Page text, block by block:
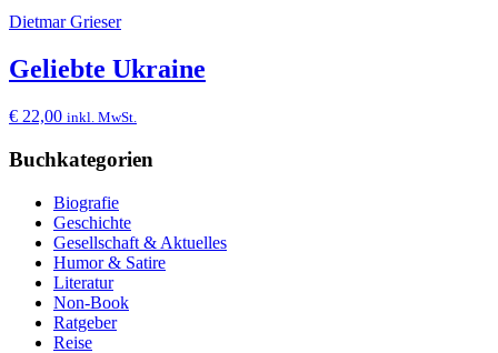
Dietmar Grieser
Geliebte Ukraine
€ 22,00 inkl. MwSt.
Buchkategorien
Biografie
Geschichte
Gesellschaft & Aktuelles
Humor & Satire
Literatur
Non-Book
Ratgeber
Reise